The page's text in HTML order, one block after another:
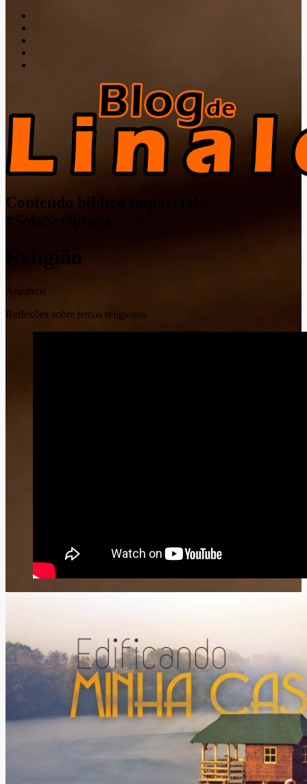
Conteúdo bíblico imparcial.
#SolaScriptura
Religião
Arquivos
Reflexões sobre temas religiosos.